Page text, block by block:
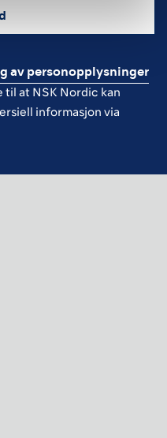
av personopplysninger
at NSK Nordic kan
informasjon via